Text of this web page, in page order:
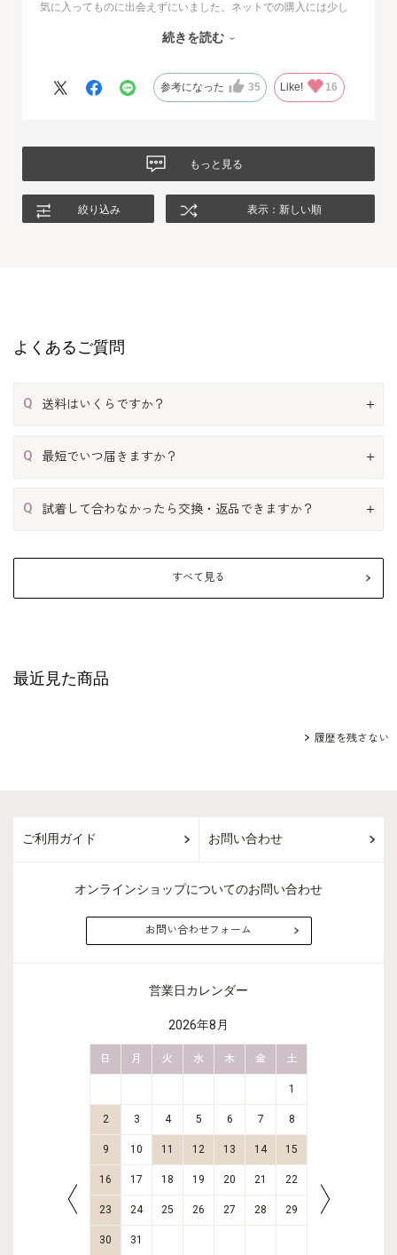
気に入ってものに出会えずにいました。ネットでの購入には少し
することが出来ました。最初に注文したものはイメージと違って
は、生地もデザインも大満足、これから長く自信をもって着用し
続きを読む
参考になった 35 Like! 16
もっと見る
絞り込み 表示：新しい順
よくあるご質問
Q 送料はいくらですか？
Q 最短でいつ届きますか？
Q 試着して合わなかったら交換・返品できますか？
すべて見る
最近見た商品
履歴を残さない
ご利用ガイド お問い合わせ
オンラインショップについてのお問い合わせ
お問い合わせフォーム
営業日カレンダー
2026年8月
日 月 火 水 木 金 土
1
2 3 4 5 6 7 8
9 10 11 12 13 14 15
16 17 18 19 20 21 22
23 24 25 26 27 28 29
30 31